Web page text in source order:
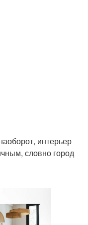
интерьер
словно город